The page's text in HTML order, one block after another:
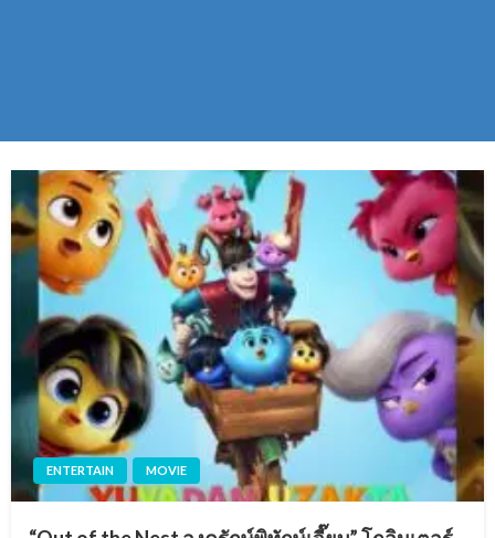
ENTERTAIN MOVIE